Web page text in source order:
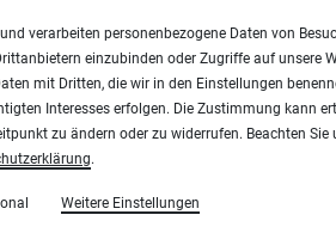
Widerrufsrecht
Shop
verarbeiten personenbezogene Daten von
einzubinden oder Zugriffe auf unsere
mit Dritten, die wir in den Einstellungen
Interesses erfolgen. Die Zustimmung kann
zu ändern oder zu widerrufen. Beachten Sie
.
Weitere Einstellungen